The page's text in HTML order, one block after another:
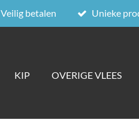
Veilig betalen Unieke
KIP OVERIGE VLEES